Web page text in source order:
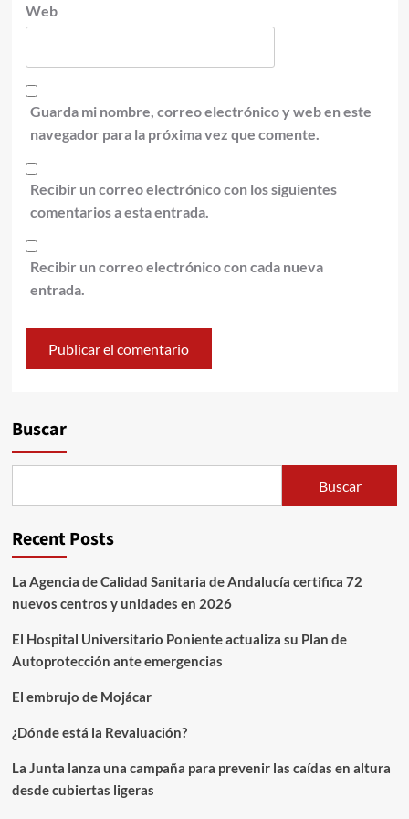
Web
Guarda mi nombre, correo electrónico y web en este
navegador para la próxima vez que comente.
Recibir un correo electrónico con los siguientes
comentarios a esta entrada.
Recibir un correo electrónico con cada nueva
entrada.
Buscar
Buscar
Recent Posts
La Agencia de Calidad Sanitaria de Andalucía certifica 72
nuevos centros y unidades en 2026
El Hospital Universitario Poniente actualiza su Plan de
Autoprotección ante emergencias
El embrujo de Mojácar
¿Dónde está la Revaluación?
La Junta lanza una campaña para prevenir las caídas en altura
desde cubiertas ligeras